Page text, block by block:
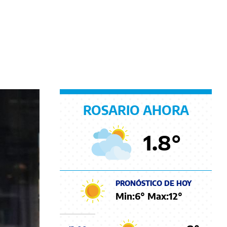
ROSARIO AHORA
1.8°
PRONÓSTICO DE HOY
Min:6° Max:12°